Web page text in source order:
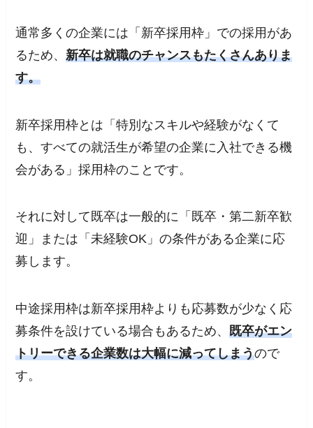
通常多くの企業には「新卒採用枠」での採用があ
るため、新卒は就職のチャンスもたくさんありま
す。
新卒採用枠とは「特別なスキルや経験がなくて
も、すべての就活生が希望の企業に入社できる機
会がある」採用枠のことです。
それに対して既卒は一般的に「既卒・第二新卒歓
迎」または「未経験OK」の条件がある企業に応
募します。
中途採用枠は新卒採用枠よりも応募数が少なく応
募条件を設けている場合もあるため、既卒がエン
トリーできる企業数は大幅に減ってしまうので
す。